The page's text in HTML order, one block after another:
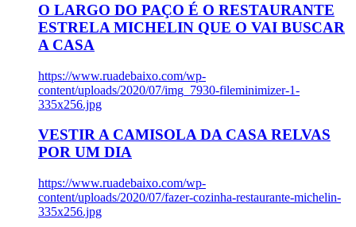
O LARGO DO PAÇO É O RESTAURANTE
ESTRELA MICHELIN QUE O VAI BUSCAR
A CASA
https://www.ruadebaixo.com/wp-
content/uploads/2020/07/img_7930-fileminimizer-1-
335x256.jpg
VESTIR A CAMISOLA DA CASA RELVAS
POR UM DIA
https://www.ruadebaixo.com/wp-
content/uploads/2020/07/fazer-cozinha-restaurante-michelin-
335x256.jpg